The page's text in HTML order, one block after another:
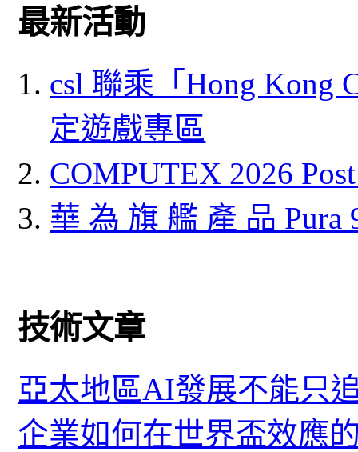
最新活動
csl 聯乘「Hong Kong
定遊戲專區
COMPUTEX 2026
華 為 旗 艦 產 品 Pura
技術文章
亞太地區AI發展不能只
企業如何在世界盃效應